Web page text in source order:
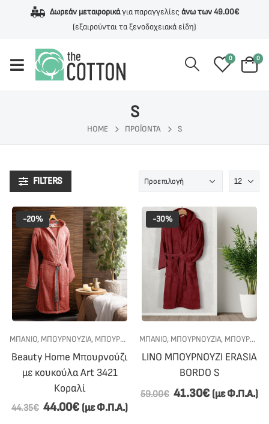
Δωρεάν μεταφορικάγια παραγγελίες άνω των 49.00€
(εξαιρούνται τα ξενοδοχειακά είδη)
0 0
S
HOME ΠΡΟΪΌΝΤΑ S
FILTERS
-20%
ΜΠΑΝΙΟ, ΜΠΟΥΡΝΟΎΖΙΑ, ΜΠΟΥΡΝΟΎΖΙΑ ΜΕ ΚΟΥΚΟΎΛΑ ,ΠΡΟΣΦΟΡΕΣ
Beauty Home Μπουρνούζι
με κουκούλα Art 3421
Κοραλί
44.35€ 44.00€ (με Φ.Π.Α.)
-30%
ΜΠΑΝΙΟ, ΜΠΟΥΡΝΟΎΖΙΑ, ΜΠΟΥΡΝΟΎΖΙΑ ΜΕ ΚΟΥΚΟΎΛΑ
LINO ΜΠΟΥΡΝΟΥΖΙ ERASIA
BORDO S
59.00€ 41.30€ (με Φ.Π.Α.)